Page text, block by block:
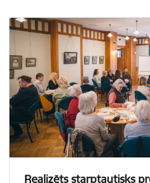
Realizēts starptautisks